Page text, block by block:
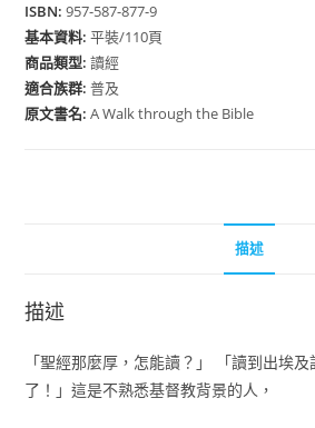
ISBN:957-587-877-9
基本資料:平裝/110頁
商品類型:讀經
適合族群:普及
原文書名:A Walk through the Bible
描述
描述
「聖經那麼厚，怎能讀？」 「讀到出埃
了！」這是不熟悉基督教背景的人，